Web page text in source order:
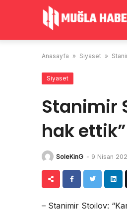
Anasayfa » Siyaset »
Siyaset
Stanimir
hak ettik”
SoleKinG - 9 Nisan
– Stanimir Stoilov: